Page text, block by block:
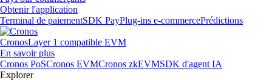
Obtenir l'application
Terminal de paiementSDK PayPlug-ins e-commercePrédictions
CronosLayer 1 compatible EVM
En savoir plus
Cronos PoSCronos EVMCronos zkEVMSDK d'agent IA
Explorer